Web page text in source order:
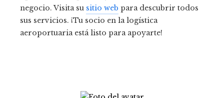
negocio. Visita su sitio web para descubrir todos
sus servicios. ¡Tu socio en la logística
aeroportuaria está listo para apoyarte!